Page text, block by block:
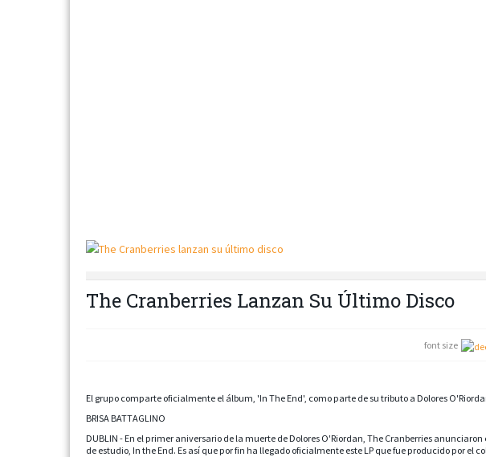
The Cranberries Lanzan Su Último Disco
font size
El grupo comparte oficialmente el álbum, 'In The End', como parte de su tributo a Dolores
BRISA BATTAGLINO
DUBLIN - En el primer aniversario de la muerte de Dolores O'Riordan, The Cranberries
de estudio, In the End. Es así que por fin ha llegado oficialmente este LP que fue producido por el